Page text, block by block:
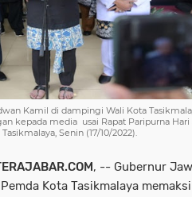
Kamil di dampingi Wali Kota
kepada media usai Rapat Paripurna Hari
Senin (17/10/2022).
, -- Gubernur
Kota Tasikmalaya